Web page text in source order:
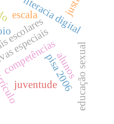
competênciaspisa 2006
literacia digital
juventude
escala
alunos educação sexual